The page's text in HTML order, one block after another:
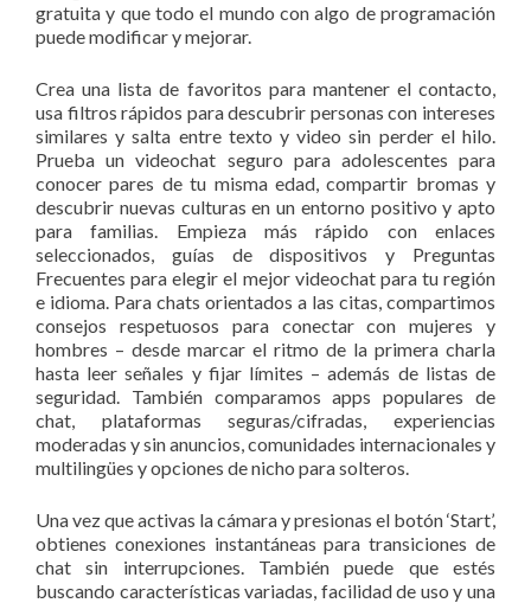
gratuita y que todo el mundo con algo de programación
puede modificar y mejorar.
Crea una lista de favoritos para mantener el contacto,
usa filtros rápidos para descubrir personas con intereses
similares y salta entre texto y video sin perder el hilo.
Prueba un videochat seguro para adolescentes para
conocer pares de tu misma edad, compartir bromas y
descubrir nuevas culturas en un entorno positivo y apto
para familias. Empieza más rápido con enlaces
seleccionados, guías de dispositivos y Preguntas
Frecuentes para elegir el mejor videochat para tu región
e idioma. Para chats orientados a las citas, compartimos
consejos respetuosos para conectar con mujeres y
hombres – desde marcar el ritmo de la primera charla
hasta leer señales y fijar límites – además de listas de
seguridad. También comparamos apps populares de
chat, plataformas seguras/cifradas, experiencias
moderadas y sin anuncios, comunidades internacionales y
multilingües y opciones de nicho para solteros.
Una vez que activas la cámara y presionas el botón ‘Start’,
obtienes conexiones instantáneas para transiciones de
chat sin interrupciones. También puede que estés
buscando características variadas, facilidad de uso y una